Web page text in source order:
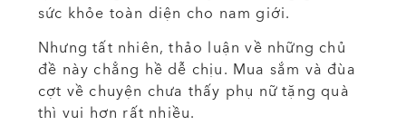
sức khỏe toàn diện cho nam giới.
Nhưng tất nhiên, thảo luận về những chủ
đề này chẳng hề dễ chịu. Mua sắm và đùa
cợt về chuyện chưa thấy phụ nữ tặng quà
thì vui hơn rất nhiều.